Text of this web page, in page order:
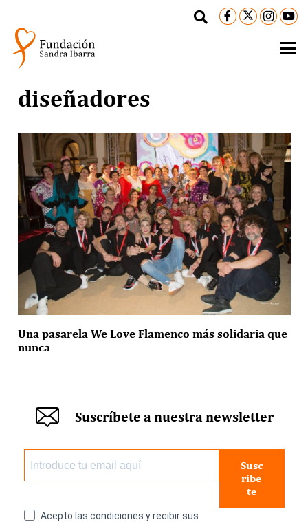
diseñadores
Una pasarela We Love Flamenco más solidaria que
nunca
Suscríbete a nuestra newsletter
Susc
ríbe
te
Acepto las condiciones y recibir sus